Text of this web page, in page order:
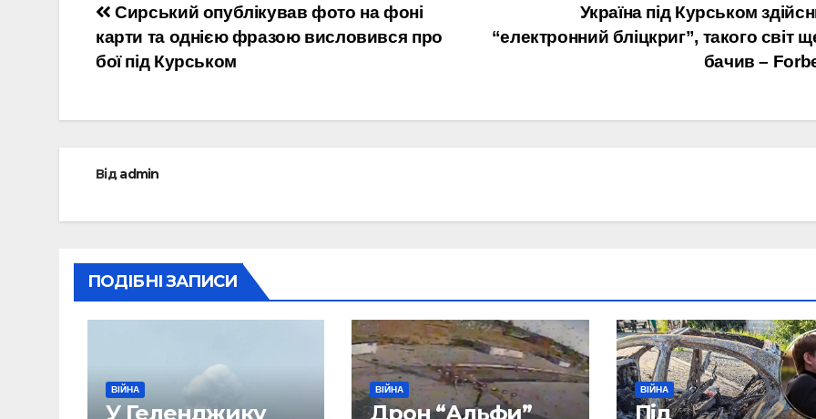
Навігація
записів
Україна під Курськом
“електронний бліцкриг”, такого світ
бачив –
Сирський опублікував фото на фоні
карти та однією фразою висловився про
бої під Курськом
Відadmin
ПОДІБНІ ЗАПИСИ
ВІЙНА
У Геленджику
ВІЙНА
Дрон “Альфи”
ВІЙНА
Під